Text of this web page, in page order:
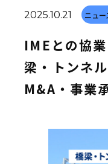
NEWS
2025.10.21 ニュー
IMEとの協
梁・トンネ
M&A・事業